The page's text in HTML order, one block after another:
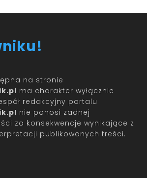
na stronie
ma charakter wyłącznie
redakcyjny portalu
nie ponosi żadnej
za konsekwencje wynikające z
publikowanych treści.